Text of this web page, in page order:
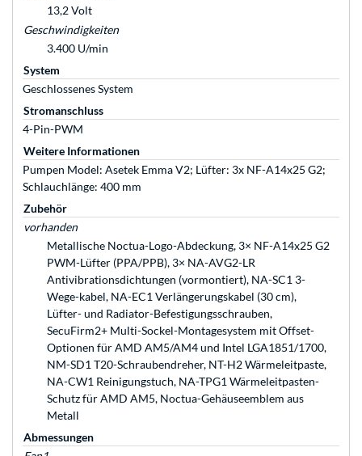
13,2 Volt
Geschwindigkeiten
3.400 U/min
System
Geschlossenes System
Stromanschluss
4-Pin-PWM
Weitere Informationen
Pumpen Model: Asetek Emma V2; Lüfter: 3x NF-A14x25 G2;
Schlauchlänge: 400 mm
Zubehör
vorhanden
Metallische Noctua-Logo-Abdeckung, 3× NF-A14x25 G2
PWM-Lüfter (PPA/PPB), 3× NA-AVG2-LR
Antivibrationsdichtungen (vormontiert), NA-SC1 3-
Wege-kabel, NA-EC1 Verlängerungskabel (30 cm),
Lüfter- und Radiator-Befestigungsschrauben,
SecuFirm2+ Multi-Sockel-Montagesystem mit Offset-
Optionen für AMD AM5/AM4 und Intel LGA1851/1700,
NM-SD1 T20-Schraubendreher, NT-H2 Wärmeleitpaste,
NA-CW1 Reinigungstuch, NA-TPG1 Wärmeleitpasten-
Schutz für AMD AM5, Noctua-Gehäuseemblem aus
Metall
Abmessungen